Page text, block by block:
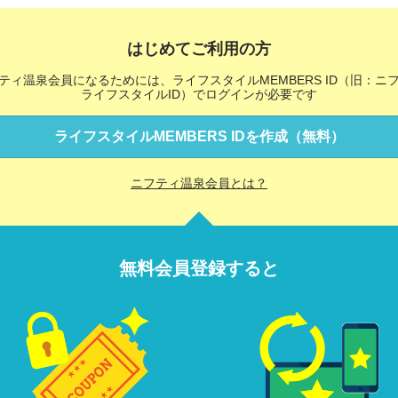
はじめてご利用の方
ィ温泉会員になるためには、ライフスタイルMEMBERS ID（旧：ニ
ライフスタイルID）でログインが必要です
ライフスタイルMEMBERS IDを作成（無料）
ニフティ温泉会員とは？
無料会員登録すると